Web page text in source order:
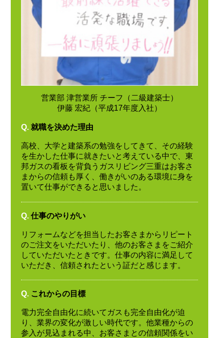
営業部 津営業所 チーフ（二級建築士）
伊藤 宏紀（平成17年度入社）
Q. 就職を決めた理由
高校、大学と建築系の勉強をしてきて、その経験
を生かした仕事に就きたいと考えている中で、東
邦ガスの看板を背負うガスリビング三重はお客さ
まからの信頼も厚く、働きがいのある環境に身を
置いて仕事ができると思いました。
Q. 仕事のやりがい
リフォームなどを担当したお客さまからリピート
のご注文をいただいたり、他のお客さまをご紹介
していただいたときです。仕事の内容に満足して
いただき、信頼されたという証だと感じます。
Q. これからの目標
電力完全自由化に続いてガスも完全自由化が迫
り、業界の変化が激しい時代です。他業種からの
参入が見込まれる中、お客さまとの信頼関係をい